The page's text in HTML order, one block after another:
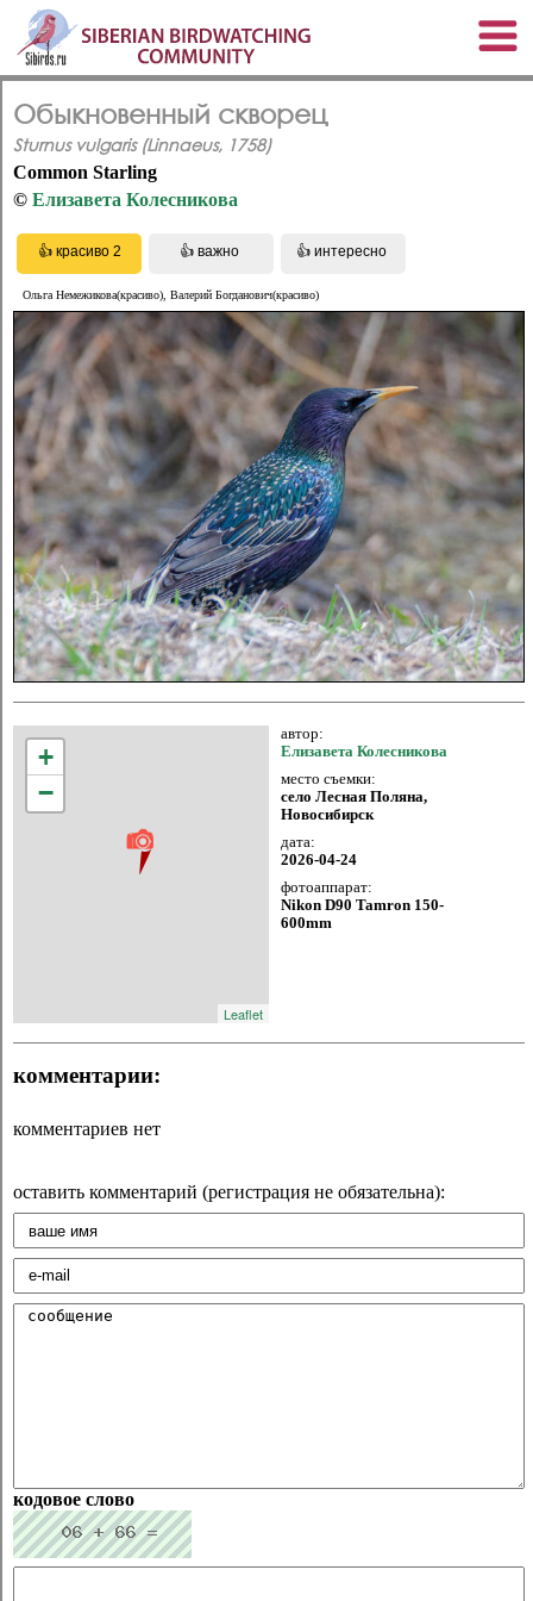
Обыкновенный скворец
Sturnus vulgaris (Linnaeus, 1758)
Common Starling
© Елизавета Колесникова
Ольга Немежикова(красиво), Валерий Богданович(красиво)
+
−
Leaflet
автор:
Елизавета Колесникова
место съемки:
село Лесная Поляна,
Новосибирск
дата:
2026-04-24
фотоаппарат:
Nikon D90 Tamron 150-
600mm
комментарии:
комментариев нет
оставить комментарий (регистрация не обязательна):
кодовое слово